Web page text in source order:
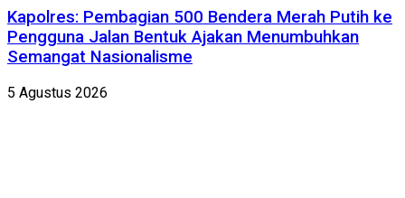
Kapolres: Pembagian 500 Bendera Merah Putih ke
Pengguna Jalan Bentuk Ajakan Menumbuhkan
Semangat Nasionalisme
5 Agustus 2026